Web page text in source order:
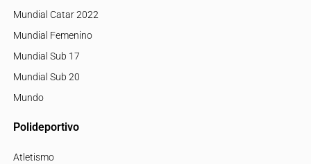
Mundial Catar 2022
Mundial Femenino
Mundial Sub 17
Mundial Sub 20
Mundo
Polideportivo
Atletismo